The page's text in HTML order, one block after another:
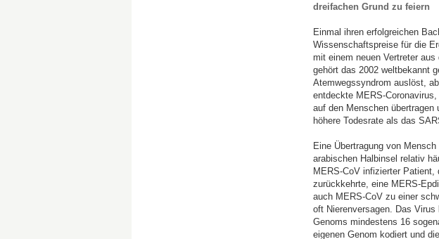
dreifachen Grund zu feiern
Einmal ihren erfolgreichen
Wissenschaftspreise für die
mit einem neuen Vertreter
gehört das 2002 weltbekannt
Atemwegssyndrom auslöst,
entdeckte MERS-
auf den Menschen übertragen
höhere Todesrate als das
Eine Übertragung von
arabischen Halbinsel relativ
MERS-CoV infizierter Patient,
zurückkehrte, eine MERS-
auch MERS-CoV zu einer
oft Nierenversagen. Das
Genoms mindestens 16
eigenen Genom kodiert und